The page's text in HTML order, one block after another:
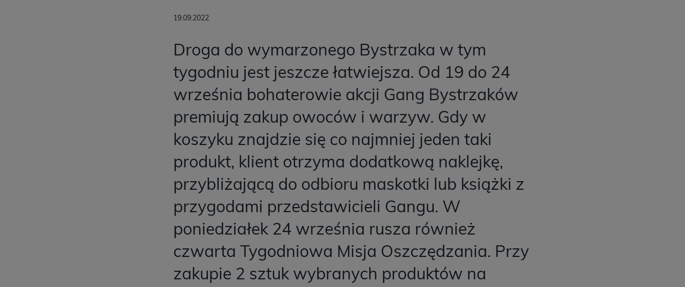
19.09.2022
Droga do wymarzonego Bystrzaka w tym
tygodniu jest jeszcze łatwiejsza. Od 19 do 24
września bohaterowie akcji Gang Bystrzaków
premiują zakup owoców i warzyw. Gdy w
koszyku znajdzie się co najmniej jeden taki
produkt, klient otrzyma dodatkową naklejkę,
przybliżającą do odbioru maskotki lub książki z
przygodami przedstawicieli Gangu. W
poniedziałek 24 września rusza również
czwarta Tygodniowa Misja Oszczędzania. Przy
zakupie 2 sztuk wybranych produktów na